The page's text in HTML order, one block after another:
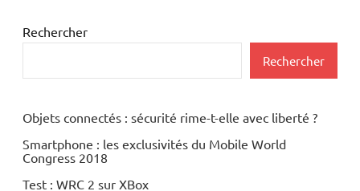
Inclassables
Rechercher
Rechercher
Objets connectés : sécurité rime-t-elle avec liberté ?
Smartphone : les exclusivités du Mobile World
Congress 2018
Test : WRC 2 sur XBox